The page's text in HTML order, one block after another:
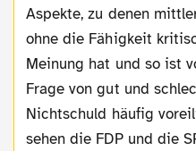
Aspekte, zu denen
ohne die Fähigkeit
Meinung hat und so ist
Frage von gut und
Nichtschuld häufig
sehen die FDP und die